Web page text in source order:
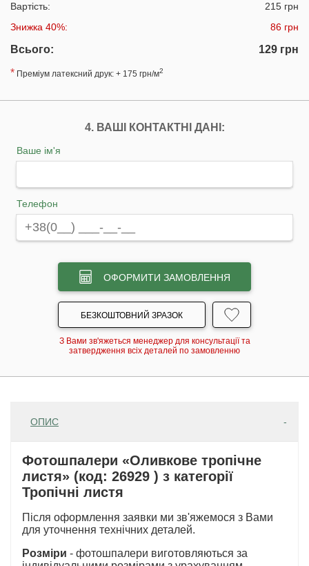
Вартість:
215 грн
Знижка 40%:
86 грн
Всього:
129 грн
* Преміум латексний друк: + 175 грн/м2
4. ВАШІ КОНТАКТНІ ДАНІ:
Ваше ім'я
Телефон
ОФОРМИТИ ЗАМОВЛЕННЯ
БЕЗКОШТОВНИЙ ЗРАЗОК
З Вами зв'яжеться менеджер для консультації та
затвердження всіх деталей по замовленню
ОПИС
Фотошпалери «Оливкове тропічне
листя» (код: 26929 ) з категорії
Тропічні листя
Після оформлення заявки ми зв'яжемося з Вами
для уточнення технічних деталей.
Розміри - фотошпалери виготовляються за